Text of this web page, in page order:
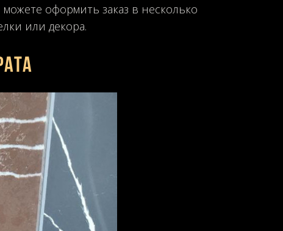
оформить заказ в несколько
или декора.